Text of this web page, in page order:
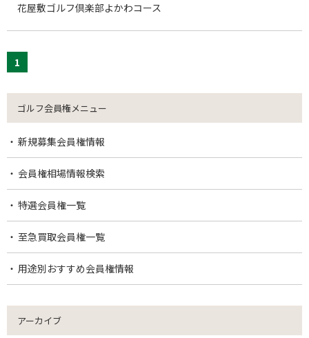
花屋敷ゴルフ倶楽部よかわコース
1
ゴルフ会員権メニュー
新規募集会員権情報
会員権相場情報検索
特選会員権一覧
至急買取会員権一覧
用途別おすすめ会員権情報
アーカイブ